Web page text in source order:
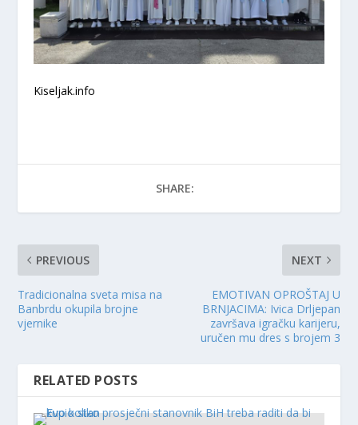
Kiseljak.info
SHARE:
PREVIOUS
Tradicionalna sveta misa na
Banbrdu okupila brojne
vjernike
NEXT
EMOTIVAN OPROŠTAJ U
BRNJACIMA: Ivica Drljepan
završava igračku karijeru,
uručen mu dres s brojem 3
RELATED POSTS